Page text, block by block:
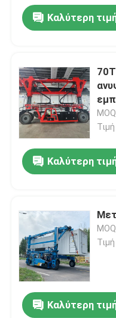
Σπίτι
Προϊόντα
Βίντεο
Καλύτερη
Καλύτερη
Καλύτερη